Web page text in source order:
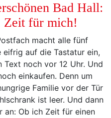
Bad Hall:
Zeit für mich!
macht alle fünf
eifrig auf die Tastatur ein,
Text noch vor 12 Uhr. Und
einkaufen. Denn um
Familie vor der Tür
ist leer. Und dann
an: Ob ich Zeit für einen